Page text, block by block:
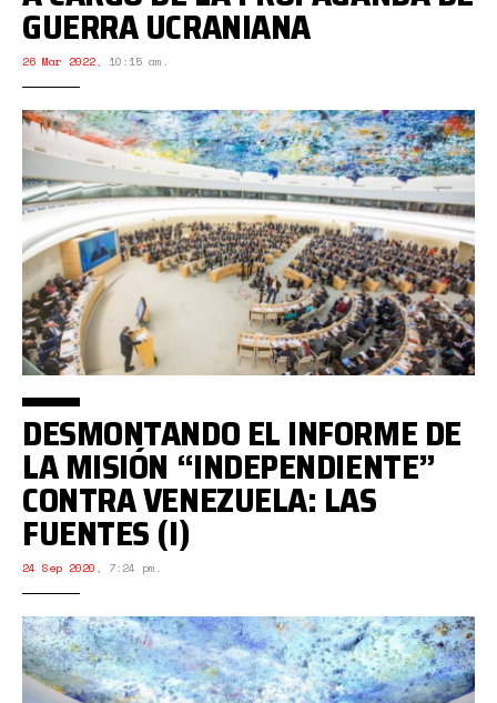
GUERRA UCRANIANA
26 Mar 2022, 10:15 am.
DESMONTANDO EL INFORME DE
LA MISIÓN “INDEPENDIENTE”
CONTRA VENEZUELA: LAS
FUENTES (I)
24 Sep 2020 , 7:24 pm.